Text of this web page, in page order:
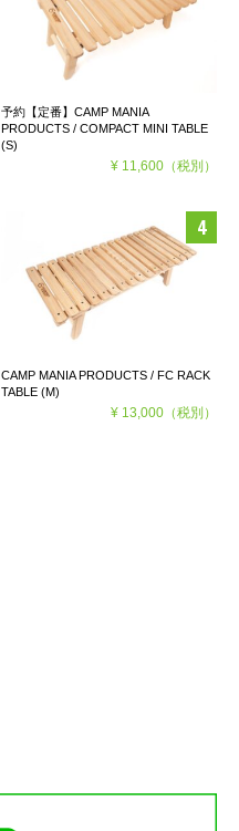
予約【定番】CAMP MANIA
PRODUCTS / COMPACT MINI TABLE
(S)
¥ 11,600（税別）
CAMP MANIA PRODUCTS / FC RACK
TABLE (M)
¥ 13,000（税別）